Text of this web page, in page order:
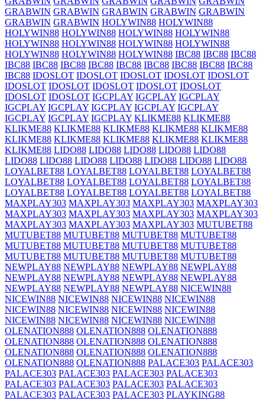
GRABWIN GRABWIN GRABWIN GRABWIN GRABWIN
GRABWIN GRABWIN HOLYWIN88 HOLYWIN88
HOLYWIN88 HOLYWIN88 HOLYWIN88 HOLYWIN88
HOLYWIN88 HOLYWIN88 HOLYWIN88 HOLYWIN88
HOLYWIN88 HOLYWIN88 HOLYWIN88 IBC88 IBC88 IBC88
IBC88 IBC88 IBC88 IBC88 IBC88 IBC88 IBC88 IBC88 IBC88
IBC88 IDOSLOT IDOSLOT IDOSLOT IDOSLOT IDOSLOT
IDOSLOT IDOSLOT IDOSLOT IDOSLOT IDOSLOT
IDOSLOT IDOSLOT IGCPLAY IGCPLAY IGCPLAY
IGCPLAY IGCPLAY IGCPLAY IGCPLAY IGCPLAY
IGCPLAY IGCPLAY IGCPLAY KLIKME88 KLIKME88
KLIKME88 KLIKME88 KLIKME88 KLIKME88 KLIKME88
KLIKME88 KLIKME88 KLIKME88 KLIKME88 KLIKME88
KLIKME88 LIDO88 LIDO88 LIDO88 LIDO88 LIDO88
LIDO88 LIDO88 LIDO88 LIDO88 LIDO88 LIDO88 LIDO88
LOYALBET88 LOYALBET88 LOYALBET88 LOYALBET88
LOYALBET88 LOYALBET88 LOYALBET88 LOYALBET88
LOYALBET88 LOYALBET88 LOYALBET88 LOYALBET88
MAXPLAY303 MAXPLAY303 MAXPLAY303 MAXPLAY303
MAXPLAY303 MAXPLAY303 MAXPLAY303 MAXPLAY303
MAXPLAY303 MAXPLAY303 MAXPLAY303 MUTUBET88
MUTUBET88 MUTUBET88 MUTUBET88 MUTUBET88
MUTUBET88 MUTUBET88 MUTUBET88 MUTUBET88
MUTUBET88 MUTUBET88 MUTUBET88 MUTUBET88
NEWPLAY88 NEWPLAY88 NEWPLAY88 NEWPLAY88
NEWPLAY88 NEWPLAY88 NEWPLAY88 NEWPLAY88
NEWPLAY88 NEWPLAY88 NEWPLAY88 NICEWIN88
NICEWIN88 NICEWIN88 NICEWIN88 NICEWIN88
NICEWIN88 NICEWIN88 NICEWIN88 NICEWIN88
NICEWIN88 NICEWIN88 NICEWIN88 NICEWIN88
OLENATION888 OLENATION888 OLENATION888
OLENATION888 OLENATION888 OLENATION888
OLENATION888 OLENATION888 OLENATION888
OLENATION888 OLENATION888 PALACE303 PALACE303
PALACE303 PALACE303 PALACE303 PALACE303
PALACE303 PALACE303 PALACE303 PALACE303
PALACE303 PALACE303 PALACE303 PLAYKING88